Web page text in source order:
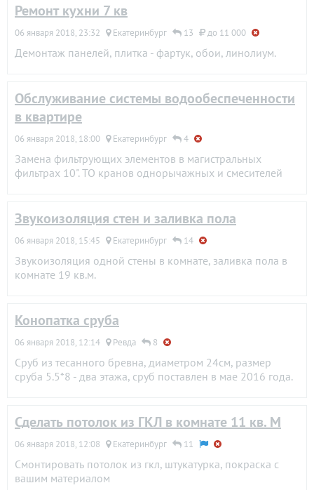
Ремонт кухни 7 кв
06 января 2018, 23:32 Екатеринбург 13 до 11 000
Демонтаж панелей, плитка - фартук, обои, линолиум.
Обслуживание системы водообеспеченности
в квартире
06 января 2018, 18:00 Екатеринбург 4
Замена фильтрующих элементов в магистральных
фильтрах 10". ТО кранов однорычажных и смесителей
Звукоизоляция стен и заливка пола
06 января 2018, 15:45 Екатеринбург 14
Звукоизоляция одной стены в комнате, заливка пола в
комнате 19 кв.м.
Конопатка сруба
06 января 2018, 12:14 Ревда 8
Сруб из тесанного бревна, диаметром 24см, размер
сруба 5.5*8 - два этажа, сруб поставлен в мае 2016 года.
Сделать потолок из ГКЛ в комнате 11 кв. М
06 января 2018, 12:08 Екатеринбург 11
Смонтировать потолок из гкл, штукатурка, покраска с
вашим материалом